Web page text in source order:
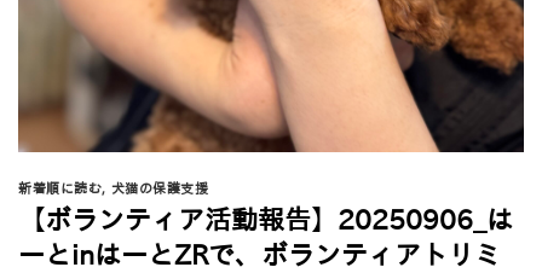
新着順に読む, 犬猫の保護支援
【ボランティア活動報告】20250906_は
ーとinはーとZRで、ボランティアトリミ